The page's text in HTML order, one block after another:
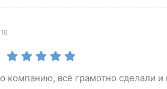
компанию, всё грамотно сделали